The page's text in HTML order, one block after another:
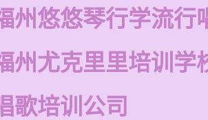
州悠悠琴行学流行
州尤克里里培训学
歌培训公司